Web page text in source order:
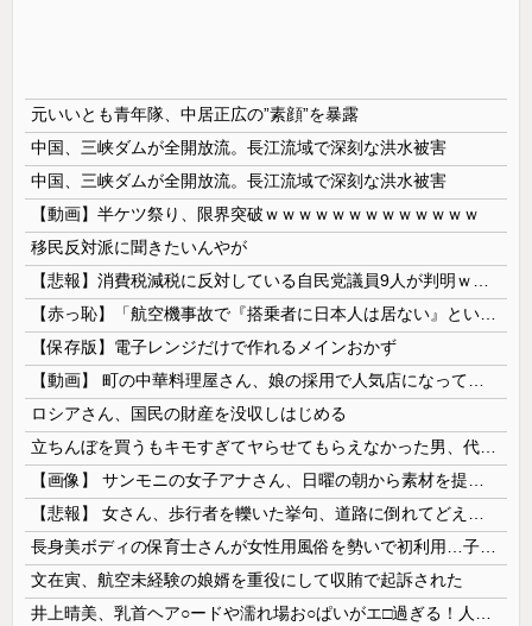
元いいとも青年隊、中居正広の”素顔”を暴露
中国、三峡ダムが全開放流。長江流域で深刻な洪水被害
中国、三峡ダムが全開放流。長江流域で深刻な洪水被害
【動画】半ケツ祭り、限界突破ｗｗｗｗｗｗｗｗｗｗｗｗｗ
移民反対派に聞きたいんやが
【保存版】電子レンジだけで作れるメインおかず
ロシアさん、国民の財産を没収しはじめる
文在寅、航空未経験の娘婿を重役にして収賄で起訴された